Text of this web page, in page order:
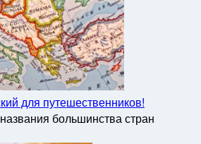
для путешественников!
большинства стран